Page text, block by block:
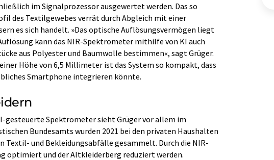
im Signalprozessor ausgewertet werden. Das so
des Textilgewebes verrät durch Abgleich mit einer
es sich handelt. »Das optische Auflösungsvermögen liegt
kann das NIR-Spektrometer mithilfe von KI auch
aus Polyester und Baumwolle bestimmen«, sagt Grüger.
Höhe von 6,5 Millimeter ist das System so kompakt, dass
Smartphone integrieren könnte.
gesteuerte Spektrometer sieht Grüger vor allem im
Bundesamts wurden 2021 bei den privaten Haushalten
Textil- und Bekleidungsabfälle gesammelt. Durch die NIR-
optimiert und der Altkleiderberg reduziert werden.